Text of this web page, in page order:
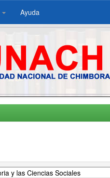
Ayuda